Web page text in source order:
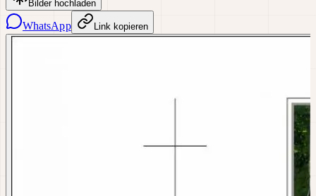
Bilder hochladen
WhatsApp Link kopieren